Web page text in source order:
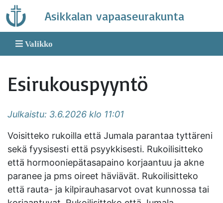
Skip
to
content
Asikkalan vapaaseurakunta
Valikko
Esirukouspyyntö
Julkaistu: 3.6.2026 klo 11:01
Voisitteko rukoilla että Jumala parantaa tyttäreni
sekä fyysisesti että psyykkisesti. Rukoilisitteko
että hormooniepätasapaino korjaantuu ja akne
paranee ja pms oireet häviävät. Rukoilisitteko
että rauta- ja kilpirauhasarvot ovat kunnossa tai